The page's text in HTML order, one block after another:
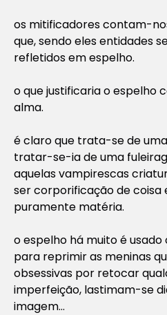
os mitificadores contam-
que, sendo eles entidades
refletidos em espelho.
o que justificaria o espelho
alma.
é claro que trata-se de
tratar-se-ia de uma
aquelas vampirescas
ser corporificação de coisa
puramente matéria.
o espelho há muito é
para reprimir as meninas
obsessivas por retocar
imperfeição, lastimam-se
imagem…